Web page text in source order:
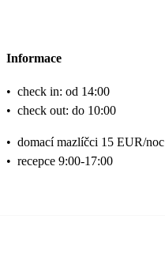
Informace
• check in: od 14:00
• check out: do 10:00
• domací mazlíčci 15 EUR/
• recepce 9:00-17:00